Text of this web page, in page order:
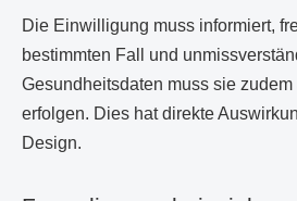
Die Einwilligung muss informiert,
bestimmten Fall und
Gesundheitsdaten muss sie zudem
erfolgen. Dies hat direkte
Design.